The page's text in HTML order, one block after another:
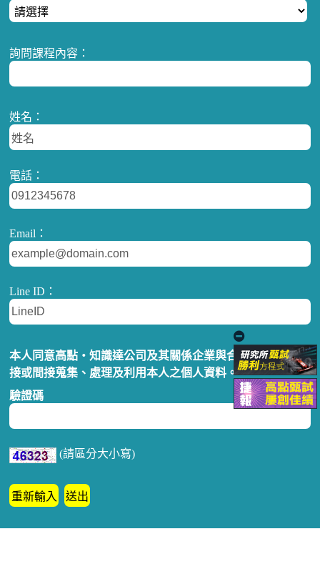
詢問課程內容：
姓名：
電話：
Email：
Line ID：
本人同意高點‧知識達公司及其關係企業與合作對象，得直
接或間接蒐集、處理及利用本人之個人資料。
驗證碼
(請區分大小寫)